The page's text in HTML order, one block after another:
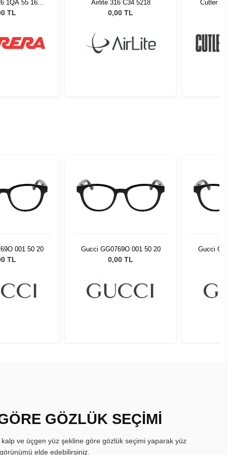
1QA 55 16
TL
Airlite 316 C34 5218
0,00 TL
Cutler
001 50 20
TL
Gucci GG0769O 001 50 20
0,00 TL
Gucci
GÖZLÜK SEÇİMİ
ve üçgen yüz şekline göre gözlük seçimi yaparak yüz
elde edebilirsiniz.